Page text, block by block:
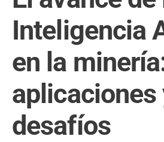
Inteligencia
en la
aplicaciones
desafíos